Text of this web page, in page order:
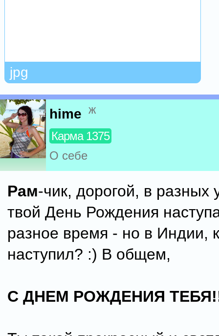
jpg
hime ж
Карма 1375
О себе
Рам-чик, дорогой, в разных
твой День Рождения
разное время - но в Индии,
наступил? :) В общем,
С ДНЕМ РОЖДЕНИЯ